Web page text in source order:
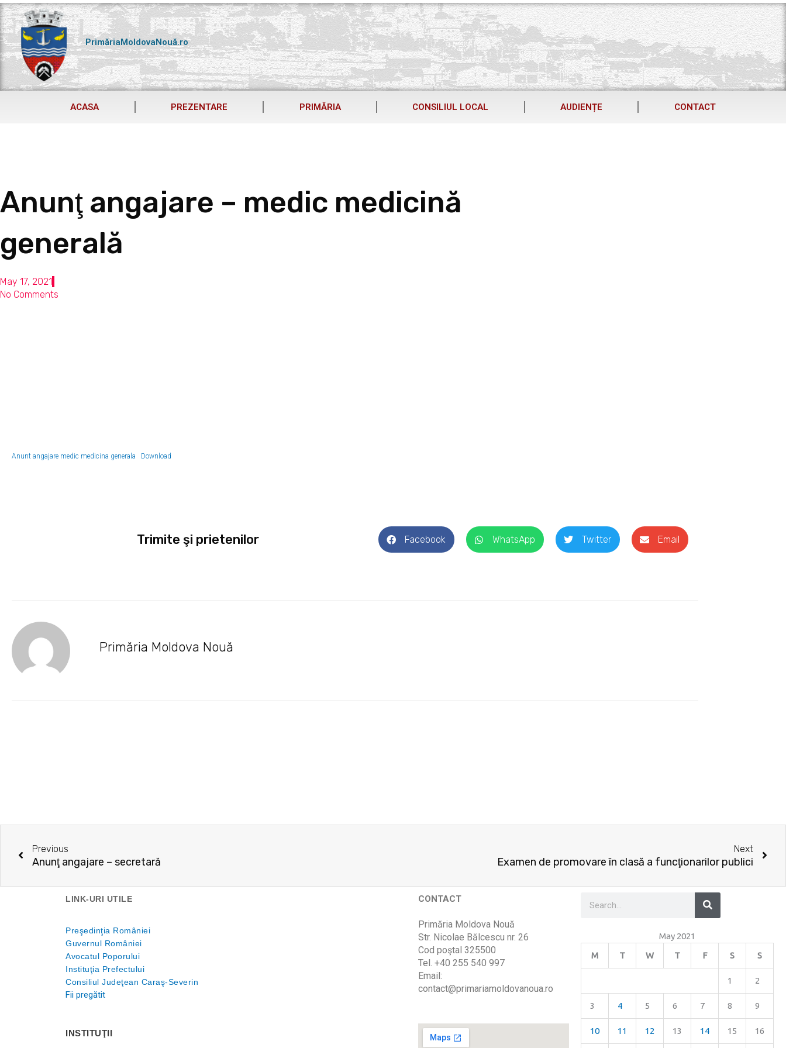
Skip
to
content
PrimăriaMoldovaNouă.ro
ACASA PREZENTARE PRIMĂRIA CONSILIUL LOCAL AUDIENȚE CONTACT
Anunţ angajare – medic medicină
generală
May 17, 2021
No Comments
Anunt angajare medic medicina generala Download
Trimite şi prietenilor Facebook WhatsApp Twitter Email
Primăria Moldova Nouă
Previous
Anunţ angajare – secretară
Next
Examen de promovare în clasă a funcţionarilor publici
LINK-URI UTILE
Preşedinţia României
Guvernul României
Avocatul Poporului
Instituţia Prefectului
Consiliul Judeţean Caraş-Severin
Fii pregătit
INSTITUŢII
CONTACT
Primăria Moldova Nouă
Str. Nicolae Bălcescu nr. 26
Cod poştal 325500
Tel. +40 255 540 997
Email:
contact@primariamoldovanoua.ro
Search
May 2021
M
T W T F S S
1 2
3 4 5 6 7 8 9
10 11 12 13 14 15 16